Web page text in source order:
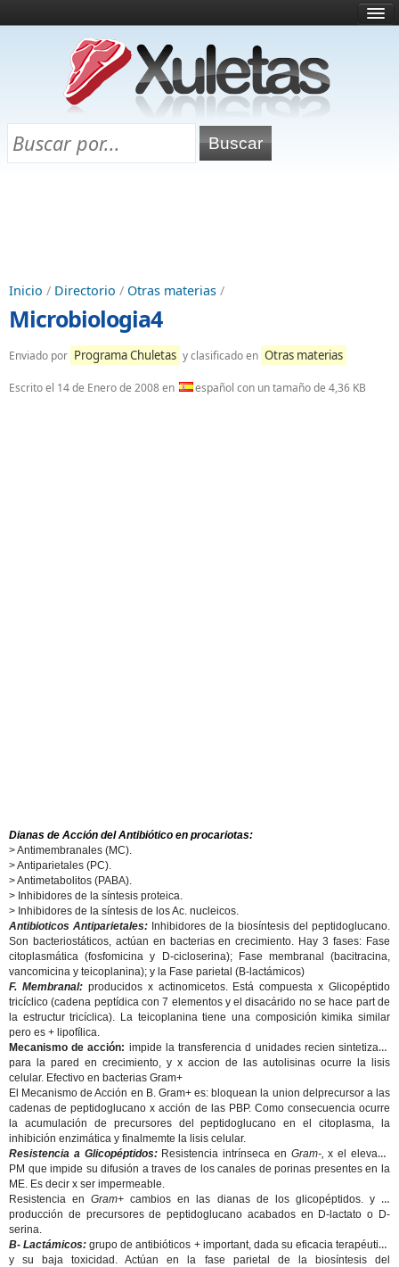
¿Qué es esto?
Directorio
Chuletas para exámenes
Inicio / Directorio / Otras materias /
Microbiologia4
Enviado por Programa Chuletas y clasificado en Otras materias
Escrito el 14 de Enero de 2008en español con un tamaño de 4,36 KB
Dianas de Acción del Antibiótico en procariotas:
> Antimembranales (MC).
> Antiparietales (PC).
> Antimetabolitos (PABA).
> Inhibidores de la síntesis proteica.
> Inhibidores de la síntesis de los Ac. nucleicos.
Antibioticos Antiparietales: Inhibidores de la biosíntesis del peptidoglucano.
Son bacteriostáticos, actúan en bacterias en crecimiento. Hay 3 fases: Fase
citoplasmática (fosfomicina y D-cicloserina); Fase membranal (bacitracina,
vancomicina y teicoplanina); y la Fase parietal (B-lactámicos)
F. Membranal:producidos x actinomicetos. Está compuesta x Glicopéptido
tricíclico (cadena peptídica con 7 elementos y el disacárido no se hace part de
la estructur tricíclica). La teicoplanina tiene una composición kimika similar
pero es + lipofílica.
Mecanismo de acción: impide la transferencia d unidades recien sintetizads
para la pared en crecimiento, y x accion de las autolisinas ocurre la lisis
celular. Efectivo en bacterias Gram+
El Mecanismo de Acción en B. Gram+ es: bloquean la union delprecursor a las
cadenas de peptidoglucano x acción de las PBP. Como consecuencia ocurre
la acumulación de precursores del peptidoglucano en el citoplasma, la
inhibición enzimática y finalmemte la lisis celular.
Resistencia a Glicopéptidos:Resistencia intrínseca en Gram-,x el elevado
PM que impide su difusión a traves de los canales de porinas presentes en la
ME. Es decir x ser impermeable.
Resistencia enGram+ cambios en las dianas de los glicopéptidos. y la
producción de precursores de peptidoglucano acabados en D-lactato o D-
serina.
B- Lactámicos: grupo de antibióticos + important, dada su eficacia terapéutica
y su baja toxicidad. Actúan en la fase parietal de la biosíntesis del